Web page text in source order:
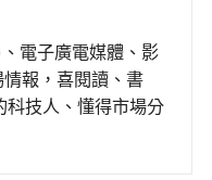
電子廣電媒體、影
報，喜閱讀、書
科技人、懂得市場分